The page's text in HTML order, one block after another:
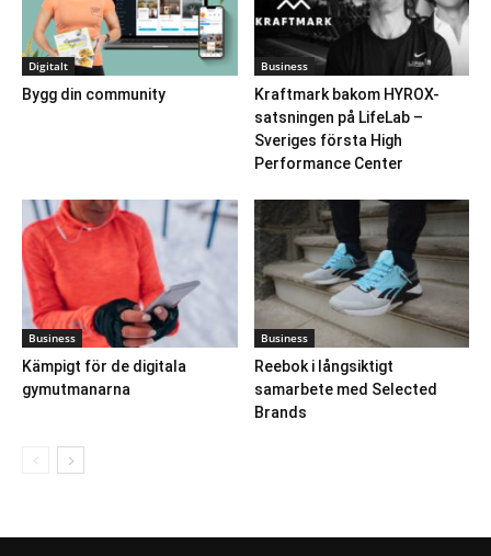
Digitalt
Bygg din community
Business
Kraftmark bakom HYROX-
satsningen på LifeLab –
Sveriges första High
Performance Center
Business
Kämpigt för de digitala
gymutmanarna
Business
Reebok i långsiktigt
samarbete med Selected
Brands